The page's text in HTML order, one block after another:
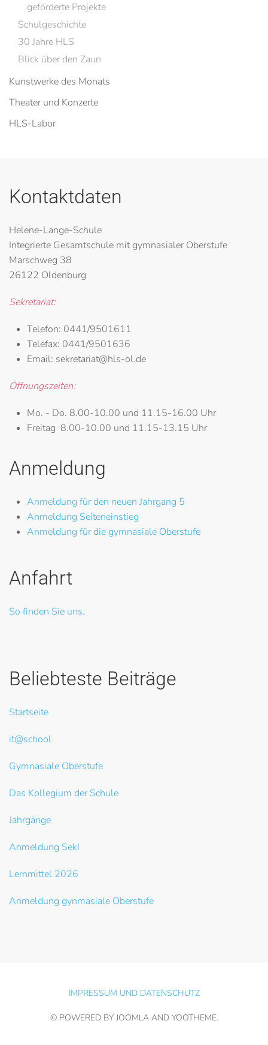
geförderte Projekte
Schulgeschichte
30 Jahre HLS
Blick über den Zaun
Kunstwerke des Monats
Theater und Konzerte
HLS-Labor
Kontaktdaten
Helene-Lange-Schule
Integrierte Gesamtschule mit gymnasialer Oberstufe
Marschweg 38
26122 Oldenburg
Sekretariat:
Telefon: 0441/9501611
Telefax: 0441/9501636
Email: sekretariat@hls-ol.de
Öffnungszeiten:
Mo. - Do. 8.00-10.00 und 11.15-16.00 Uhr
Freitag 8.00-10.00 und 11.15-13.15 Uhr
Anmeldung
Anmeldung für den neuen Jahrgang 5
Anmeldung Seiteneinstieg
Anmeldung für die gymnasiale Oberstufe
Anfahrt
So finden Sie uns.
Beliebteste Beiträge
Startseite
it@school
Gymnasiale Oberstufe
Das Kollegium der Schule
Jahrgänge
Anmeldung SekI
Lernmittel 2026
Anmeldung gynmasiale Oberstufe
IMPRESSUM UND DATENSCHUTZ
© POWERED BY JOOMLA AND YOOTHEME.